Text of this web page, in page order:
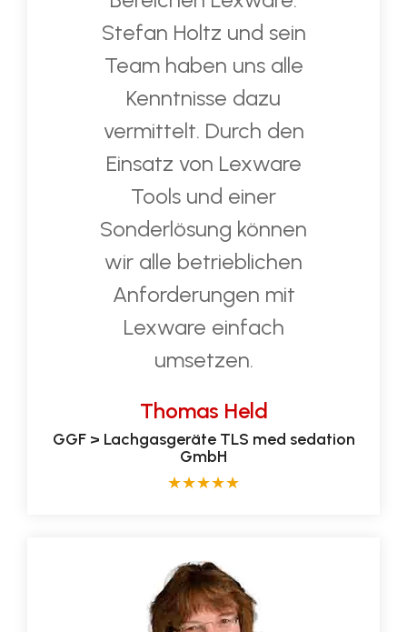
Bereichen Lexware.
Stefan Holtz und sein
Team haben uns alle
Kenntnisse dazu
vermittelt. Durch den
Einsatz von Lexware
Tools und einer
Sonderlösung können
wir alle betrieblichen
Anforderungen mit
Lexware einfach
umsetzen.
Thomas Held
GGF > Lachgasgeräte TLS med sedation
GmbH